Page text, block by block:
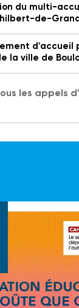
du multi-
de-
d'accueil
la ville de
les appels